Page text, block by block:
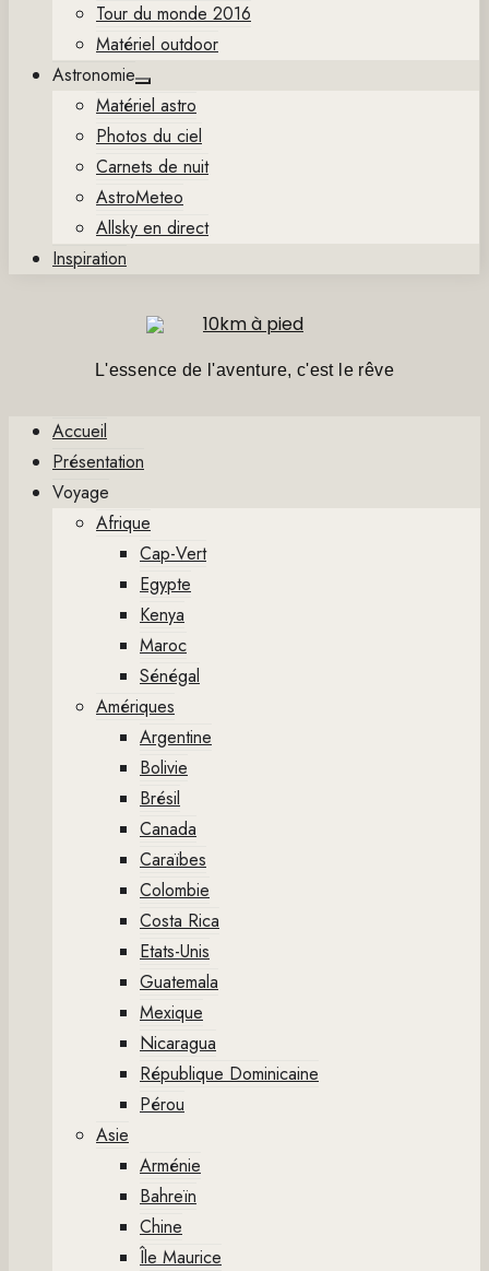
Tour du monde 2016
Matériel outdoor
Astronomie
Show
sub
menu
Matériel astro
Photos du ciel
Carnets de nuit
AstroMeteo
Allsky en direct
Inspiration
L'essence de l'aventure, c'est le rêve
Accueil
Présentation
Voyage
Afrique
Cap-Vert
Egypte
Kenya
Maroc
Sénégal
Amériques
Argentine
Bolivie
Brésil
Canada
Caraïbes
Colombie
Costa Rica
Etats-Unis
Guatemala
Mexique
Nicaragua
République Dominicaine
Pérou
Asie
Arménie
Bahreïn
Chine
Île Maurice